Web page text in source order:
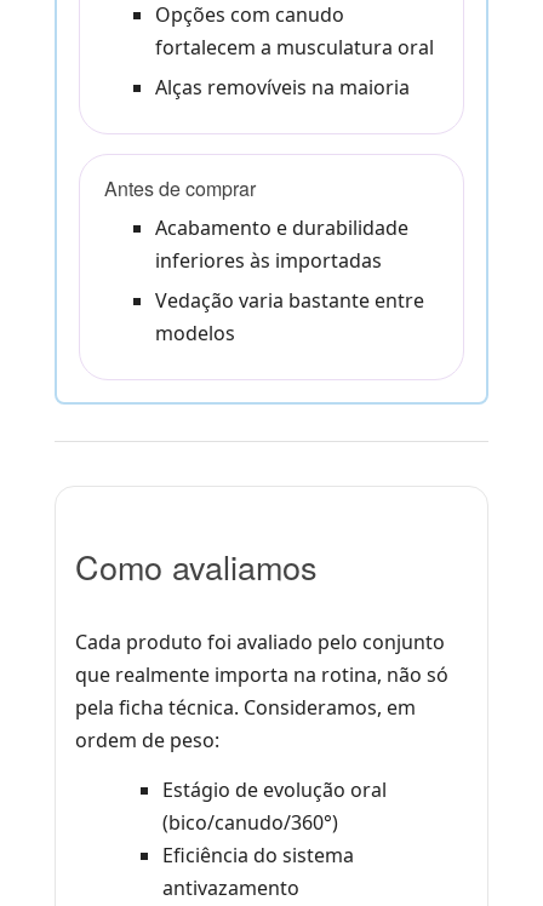
Opções com canudo
fortalecem a musculatura oral
Alças removíveis na maioria
Antes de comprar
Acabamento e durabilidade
inferiores às importadas
Vedação varia bastante entre
modelos
Como avaliamos
Cada produto foi avaliado pelo conjunto
que realmente importa na rotina, não só
pela ficha técnica. Consideramos, em
ordem de peso:
Estágio de evolução oral
(bico/canudo/360°)
Eficiência do sistema
antivazamento